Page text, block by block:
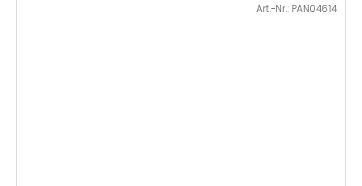
Art.-Nr.: PAN04614